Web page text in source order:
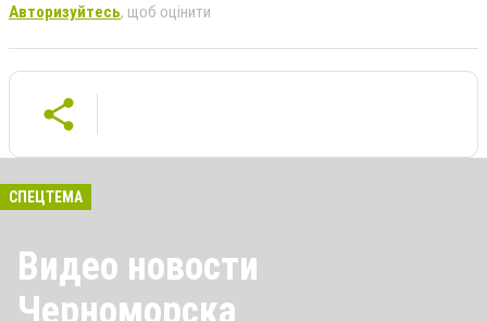
Авторизуйтесь, щоб оцінити
СПЕЦТЕМА
Видео новости
Черноморска